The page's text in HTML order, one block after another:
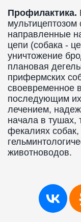
Профилактика.
мультицептозом
направленные
цепи (собака -
уничтожение
плановая
прифермских
своевременное
последующим их
лечением,
начала в тушах,
фекалиях
животноводов.